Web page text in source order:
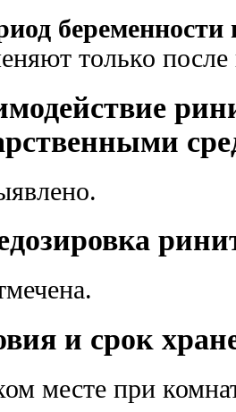
только после
и срок
месте при